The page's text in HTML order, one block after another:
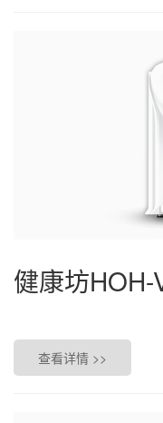
健康坊HOH-
查看详情 >>